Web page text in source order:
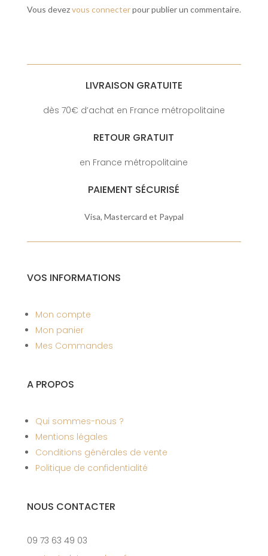
Vous devezvous connecterpour publier un commentaire.
LIVRAISON GRATUITE
dès 70€ d’achat en France métropolitaine
RETOUR GRATUIT
en France métropolitaine
PAIEMENT SÉCURISÉ
Visa, Mastercard et Paypal
VOS INFORMATIONS
Mon compte
Mon panier
Mes Commandes
A PROPOS
Qui sommes-nous ?
Mentions légales
Conditions générales de vente
Politique de confidentialité
NOUS CONTACTER
09 73 63 49 03